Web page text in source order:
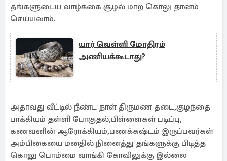
தங்களுடைய வாழ்க்கை சூழல் மாற கொலு தானம்
செய்யலாம்.
யார் வெள்ளி மோதிரம்
அணியக்கூடாது?
அதாவது வீட்டில் நீண்ட நாள் திருமண தடை,குழந்தை
பாக்கியம் தள்ளி போகுதல்,பிள்ளைகள் படிப்பு,
கணவனின் ஆரோக்கியம்,பணக்கஷ்டம் இருப்பவர்கள்
அம்பிகையை மனதில் நினைத்து தங்களுக்கு பிடித்த
கொலு பொம்மை வாங்கி கோவிலுக்கு இல்லை